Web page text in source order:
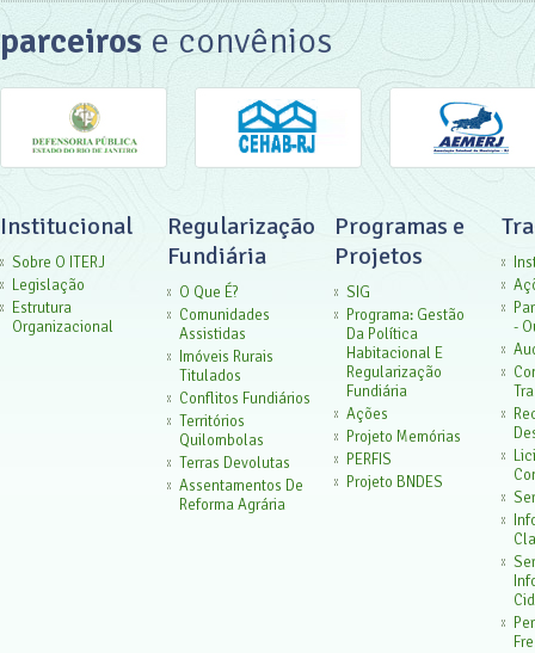
parceirose convênios
Institucional
Sobre O ITERJ
Legislação
Estrutura
Organizacional
Regularização
Fundiária
O Que É?
Comunidades
Assistidas
Imóveis Rurais
Titulados
Conflitos Fundiários
Territórios
Quilombolas
Terras Devolutas
Assentamentos De
Reforma Agrária
Programas e
Projetos
SIG
Programa: Gestão
Da Política
Habitacional E
Regularização
Fundiária
Ações
Projeto Memórias
PERFIS
Projeto BNDES
-